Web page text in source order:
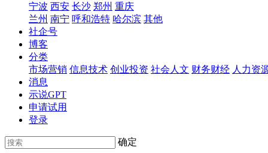
宁波 西安 长沙 郑州 重庆
兰州 南宁 呼和浩特 哈尔滨 其他
社企号
博客
分类
市场营销 信息技术 创业投资 社会人文 财务财经 人力资
消息
示说GPT
申请试用
登录
确定